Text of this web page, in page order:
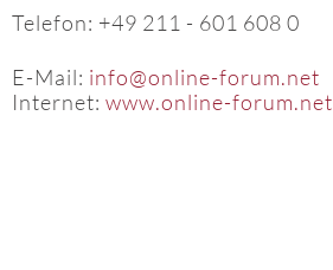
Telefon: +49 211 - 601 608 0
E-Mail: info@online-forum.net
Internet: www.online-forum.net